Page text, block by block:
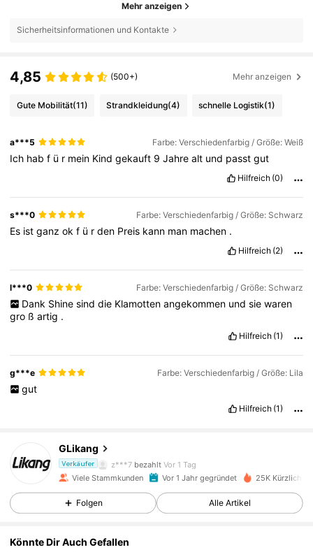
Mehr anzeigen
Sicherheitsinformationen und Kontakte
4,85 (500+) Mehr anzeigen
Gute Mobilität(11) Strandkleidung(4) schnelle Logistik(1)
a***5 Farbe: Verschiedenfarbig / Größe: Weiß
Ich habf ü r mein Kindgekauft 9Jahrealt und passtgut
Hilfreich (0)
s***0 Farbe: Verschiedenfarbig / Größe: Schwarz
Es istganzokf ü rden Preis kann man machen .
Hilfreich (2)
l***0 Farbe: Verschiedenfarbig / Größe: Schwarz
Dank Shine sind die Klamotten angekommen und sie waren
gro ßartig .
Hilfreich (1)
g***e Farbe: Verschiedenfarbig / Größe: Lila
gut
Hilfreich (1)
GLikang
Verkäufer
z***7 bezahlt Vor 1 Tag
195 Follower
4,85
Viele Stammkunden Vor 1 Jahr gegründet 25K Kürzlich
Folgen Alle Artikel
Könnte Dir Auch Gefallen